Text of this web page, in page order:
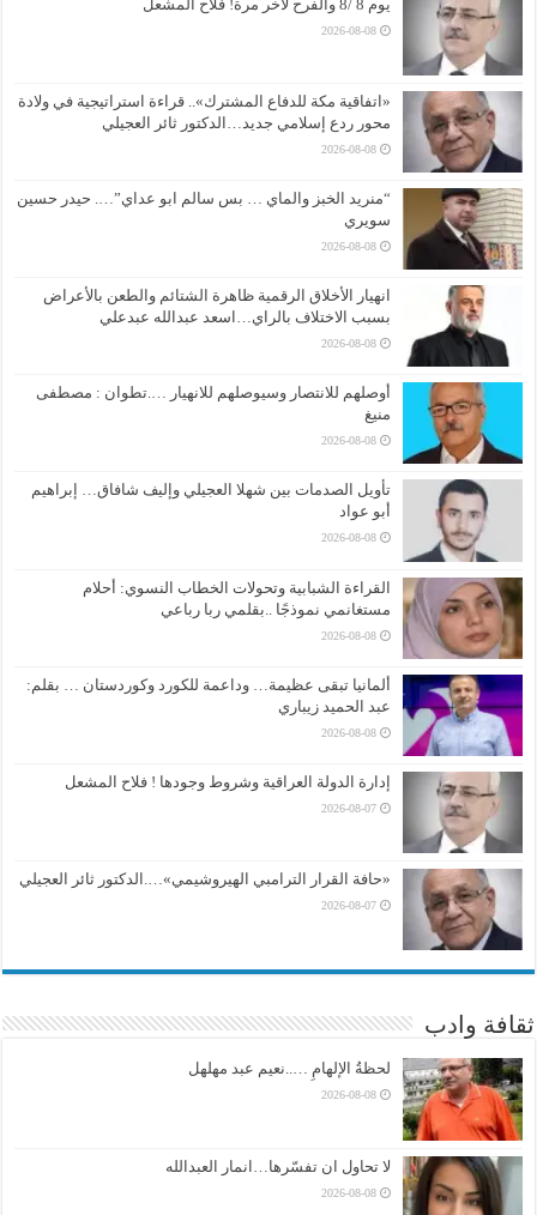
يوم 8 /8 والفرح لآخر مرة! فلاح المشعل
2026-08-08
«اتفاقية مكة للدفاع المشترك».. قراءة استراتيجية في ولادة
محور ردع إسلامي جديد…الدكتور ثائر العجيلي
2026-08-08
“منريد الخبز والماي … بس سالم ابو عداي”…. حيدر حسين
سويري
2026-08-08
انهيار الأخلاق الرقمية ظاهرة الشتائم والطعن بالأعراض
بسبب الاختلاف بالراي…اسعد عبدالله عبدعلي
2026-08-08
أوصلهم للانتصار وسيوصلهم للانهيار ….تطوان : مصطفى
منيغ
2026-08-08
تأويل الصدمات بين شهلا العجيلي وإليف شافاق… إبراهيم
أبو عواد
2026-08-08
القراءة الشبابية وتحولات الخطاب النسوي: أحلام
مستغانمي نموذجًا ..بقلمي ربا رباعي
2026-08-08
ألمانيا تبقى عظيمة… وداعمة للكورد وكوردستان … بقلم:
عبد الحميد زيباري
2026-08-08
إدارة الدولة العراقية وشروط وجودها ! فلاح المشعل
2026-08-07
«حافة القرار الترامبي الهيروشيمي»….الدكتور ثائر العجيلي
2026-08-07
ثقافة وادب
لحظةُ الإلهامِ …..نعيم عبد مهلهل
2026-08-08
لا تحاول ان تفسّرها…انمار العبدالله
2026-08-08